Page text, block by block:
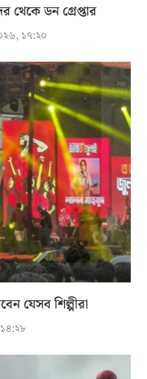
থেকে ডন গ্রেপ্তার
১৭:২০
যেসব শিল্পীরা